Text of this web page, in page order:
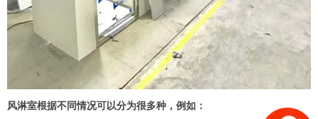
风淋室根据不同情况可以分为很多种，例如：